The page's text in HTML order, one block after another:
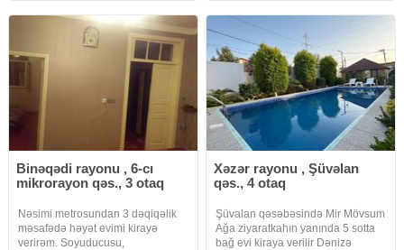
Binəqədi rayonu , 6-cı
mikrorayon qəs., 3 otaq
Nəsimi metrosundan 3 dəqiqəlik
məsafədə həyət evimi kirayə
verirəm. Soyuducusu,
Xəzər rayonu , Şüvəlan
qəs., 4 otaq
Şüvalan qəsəbəsində Mir Mövsum
Ağa ziyaratkahın yanında 5 sotta
bağ evi kiraya verilir Dənizə